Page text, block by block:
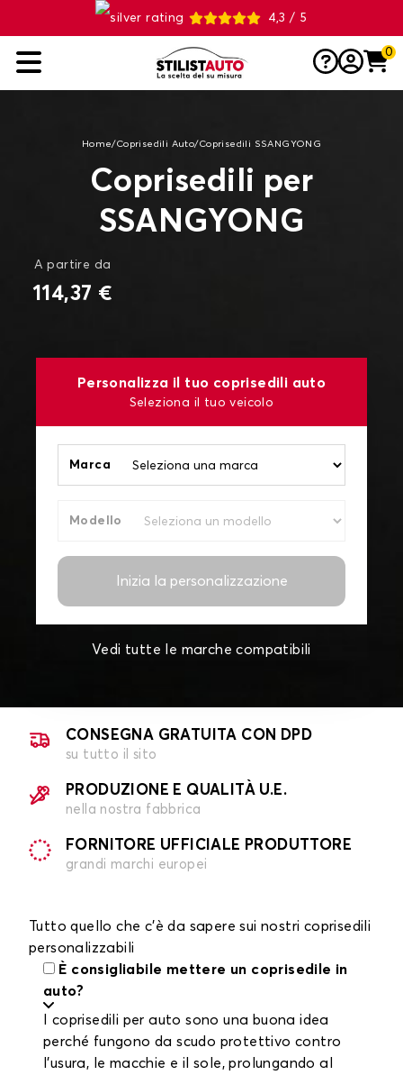
4,3 / 5
0
Home/Coprisedili Auto/ Coprisedili SSANGYONG
Coprisedili per
SSANGYONG
A partire da
114,37 €
Personalizza il tuo coprisedili auto
Seleziona il tuo veicolo
Marca
Modello
Inizia la personalizzazione
Vedi tutte le marche compatibili
CONSEGNA GRATUITA CON DPD
su tutto il sito
PRODUZIONE E QUALITÀ U.E.
nella nostra fabbrica
FORNITORE UFFICIALE PRODUTTORE
grandi marchi europei
Tutto quello che c'è da sapere sui nostri coprisedili
personalizzabili
È consigliabile mettere un coprisedile in
auto?
I coprisedili per auto sono una buona idea
perché fungono da scudo protettivo contro
l'usura, le macchie e il sole, prolungando al